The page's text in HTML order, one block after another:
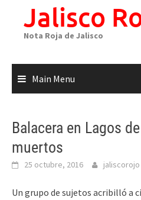
Jalisco
Nota Roja de Jalisco
Main Menu
Balacera en Lagos
muertos
25 octubre, 2016 jaliscorojo
Un grupo de sujetos acribilló a